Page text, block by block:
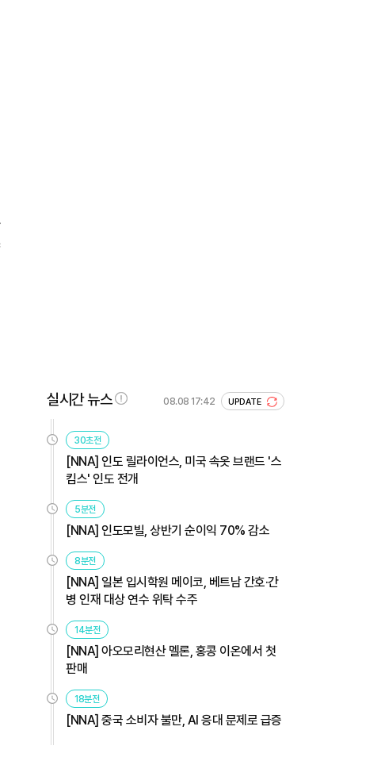
실시간 뉴스 08.08 17:42 UPDATE
30초전
[NNA] 인도 릴라이언스, 미국 속옷 브랜드 '스
킴스' 인도 전개
5분전
[NNA] 인도모빌, 상반기 순이익 70% 감소
8분전
[NNA] 일본 입시학원 메이코, 베트남 간호·간
병 인재 대상 연수 위탁 수주
14분전
[NNA] 아오모리현산 멜론, 홍콩 이온에서 첫
판매
18분전
[NNA] 중국 소비자 불만, AI 응대 문제로 급증